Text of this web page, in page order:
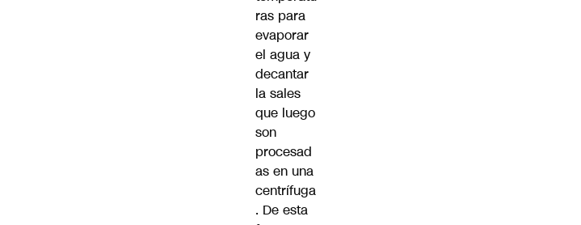
ras para
evaporar
el agua y
decantar
la sales
que luego
son
procesad
as en una
centrífuga
. De esta